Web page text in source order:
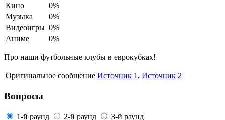
Кино
0%
Музыка
0%
Видеоигры 0%
Аниме
0%
Про наши футбольные клубы в еврокубках!
Оригинальное сообщение Источник 1 , Источник 2
Вопросы
1-й раунд 2-й раунд
3-й раунд